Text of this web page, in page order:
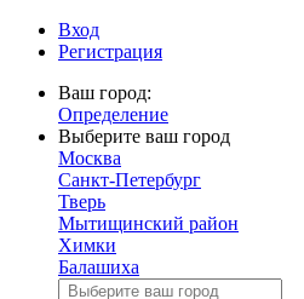
Вход
Регистрация
Ваш город:
Определение
Выберите ваш город
Москва
Санкт-Петербург
Тверь
Мытищинский район
Химки
Балашиха